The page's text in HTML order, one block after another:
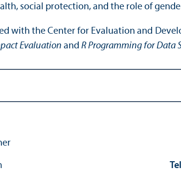
social protection, and the role of
with the Center for Evaluation and
Evaluation and R Programming for Data